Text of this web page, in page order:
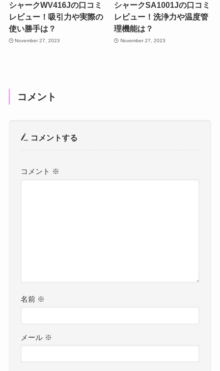
シャークWV416Jの口コミ
レビュー！吸引力や実際の
使い勝手は？
November 27, 2023
シャークSA1001Jの口コミ
レビュー！洗浄力や温度管
理機能は？
November 27, 2023
コメント
コメントする
コメント ※
名前 ※
メール ※